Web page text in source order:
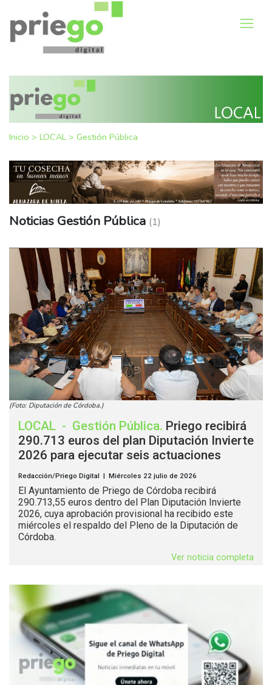
Inicio > LOCAL > Gestión Pública
Noticias Gestión Pública (1)
(Foto: Diputación de Córdoba.)
LOCAL - Gestión Pública. Priego recibirá
290.713 euros del plan Diputación Invierte
2026 para ejecutar seis actuaciones
Redacción/Priego Digital | Miércoles 22 julio de 2026
El Ayuntamiento de Priego de Córdoba recibirá
290.713,55 euros dentro del Plan Diputación Invierte
2026, cuya aprobación provisional ha recibido este
miércoles el respaldo del Pleno de la Diputación de
Córdoba.
Ver noticia completa